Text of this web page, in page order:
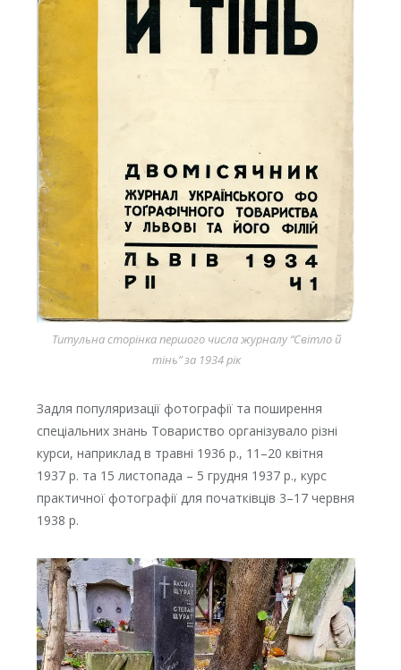
Титульна сторінка першого числа журналу “Світло й
тінь” за 1934 рік
Задля популяризації фотографії та поширення
спеціальних знань Товариство організувало різні
курси, наприклад в травні 1936 р., 11–20 квітня
1937 р. та 15 листопада – 5 грудня 1937 р., курс
практичної фотографії для початківців 3–17 червня
1938 р.